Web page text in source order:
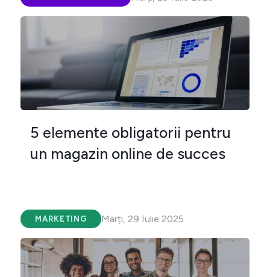
5 elemente obligatorii pentru
un magazin online de succes
MARKETING Marți, 29 Iulie 2025